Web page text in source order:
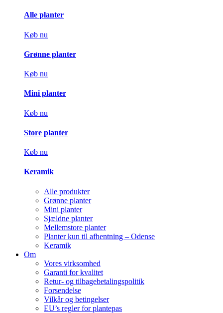
Alle planter
Køb nu
Grønne planter
Køb nu
Mini planter
Køb nu
Store planter
Køb nu
Keramik
Alle produkter
Grønne planter
Mini planter
Sjældne planter
Mellemstore planter
Planter kun til afhentning – Odense
Keramik
Om
Vores virksomhed
Garanti for kvalitet
Retur- og tilbagebetalingspolitik
Forsendelse
Vilkår og betingelser
EU’s regler for plantepas